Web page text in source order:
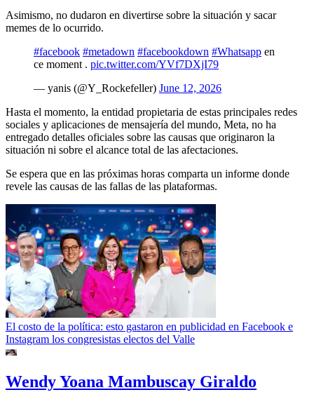
Asimismo, no dudaron en divertirse sobre la situación y sacar
memes de lo ocurrido.
#facebook #metadown #facebookdown #Whatsapp en
ce moment . pic.twitter.com/YVf7DXjI79
— yanis (@Y_Rockefeller) June 12, 2026
Hasta el momento, la entidad propietaria de estas principales redes
sociales y aplicaciones de mensajería del mundo, Meta, no ha
entregado detalles oficiales sobre las causas que originaron la
situación ni sobre el alcance total de las afectaciones.
Se espera que en las próximas horas comparta un informe donde
revele las causas de las fallas de las plataformas.
El costo de la política: esto gastaron en publicidad en Facebook e
Instagram los congresistas electos del Valle
Wendy Yoana Mambuscay Giraldo